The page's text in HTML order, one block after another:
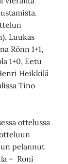
Luukas
Rönn 1+1,
1+0, Eetu
Heikkilä
Tino
ottelussa
pelannut
– Roni